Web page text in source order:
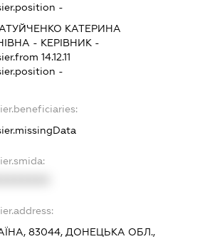
-
КАТЕРИНА
- КЕРІВНИК -
14.12.11
-
83044, ДОНЕЦЬКА ОБЛ.,